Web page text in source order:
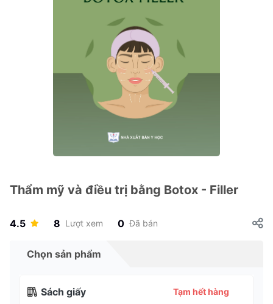
Thẩm mỹ và điều trị bằng Botox - Filler
4.5 8 Lượt xem 0 Đã bán
Chọn sản phẩm
Sách giấy Tạm hết hàng